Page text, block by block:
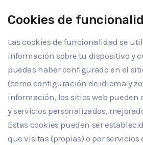
Cookies de
Las cookies de funcionalidad se
información sobre tu dispositivo y
puedas haber configurado en el
(como configuración de idioma y
información, los sitios web pueden
y servicios personalizados,
Estas cookies pueden ser
que visitas (propias) o por servicios